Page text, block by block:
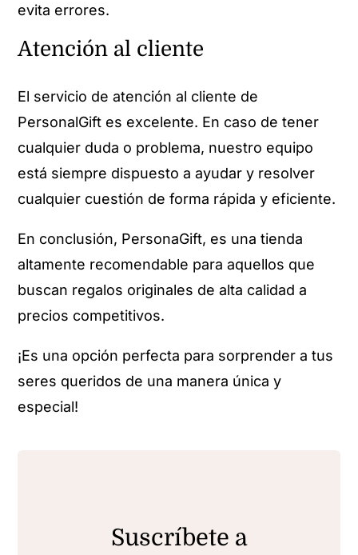
evita errores.
Atención al cliente
El servicio de atención al cliente de
PersonalGift es excelente. En caso de tener
cualquier duda o problema, nuestro equipo
está siempre dispuesto a ayudar y resolver
cualquier cuestión de forma rápida y eficiente.
En conclusión, PersonaGift, es una tienda
altamente recomendable para aquellos que
buscan regalos originales de alta calidad a
precios competitivos.
¡Es una opción perfecta para sorprender a tus
seres queridos de una manera única y
especial!
Suscríbete a